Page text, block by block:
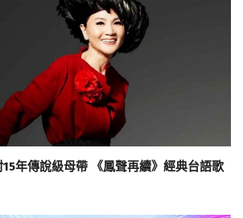
年傳說級母帶 《鳳聲再續》經典台語歌